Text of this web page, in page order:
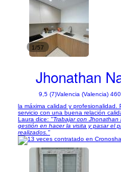
1/57
Jhonathan
9,5 (7)Valencia (Valencia)
la máxima calidad y
servicio con una buena relación
Laura dice: "Trabajar con
gestión en hacer la visita y pasar el
realizados."